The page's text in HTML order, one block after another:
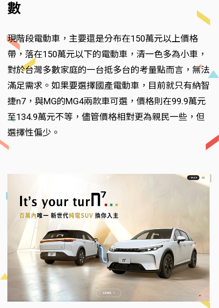
數
現階段電動車，主要還是分布在150萬元以上價格
帶，落在150萬元以下的電動車，清一色多為小車，
對於台灣多數家庭的一台抵多台的考量點而言，無法
滿足需求。如果要選擇國產電動車，目前就只有納智
捷n7，與MG的MG4兩款車可選，價格則在99.9萬元
至134.9萬元不等，儘管價格相對更為親民一些，但
選擇性偏少。